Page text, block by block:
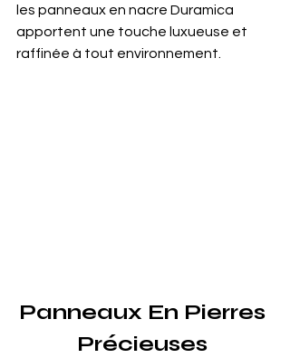
les panneaux en nacre Duramica
apportent une touche luxueuse et
raffinée à tout environnement.
Panneaux En Pierres
Précieuses